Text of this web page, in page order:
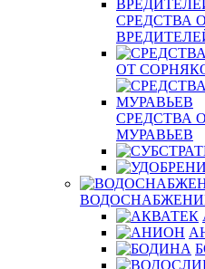
СРЕДСТВА
ОТ
СРЕДСТВА
МУРАВЬЕВ